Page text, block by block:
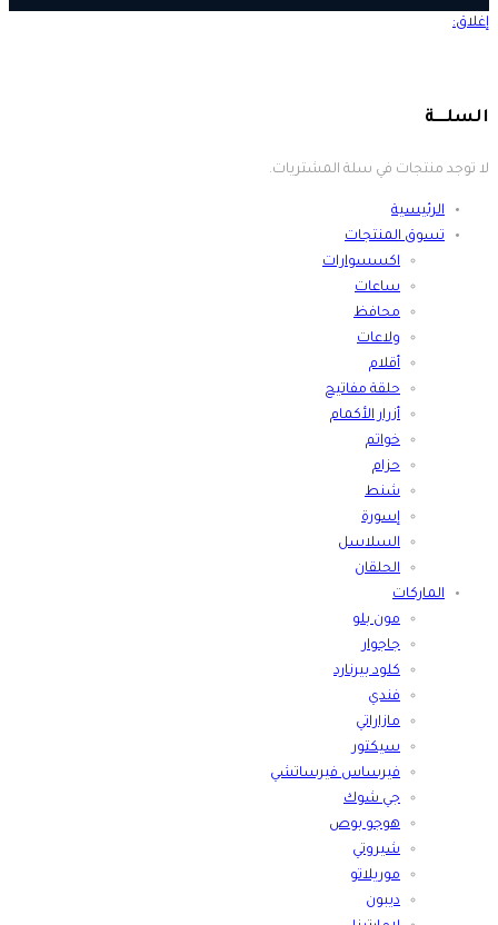
لا توجد منتجات في سلة المشتريات.
الرئيسية
تسوق المنتجات
اكسسوارات
ساعات
محافظ
ولاعات
أقلام
حلقة مفاتيح
أزرار الأكمام
خواتم
حزام
شنط
إسورة
السلاسل
الحلقان
الماركات
مون بلو
جاجوار
كلود بيرنارد
فندي
مازاراتي
سيكتور
فيرساس فيرساتشي
جي شوك
هوجو بوص
شيروتي
موريلاتو
ديبون